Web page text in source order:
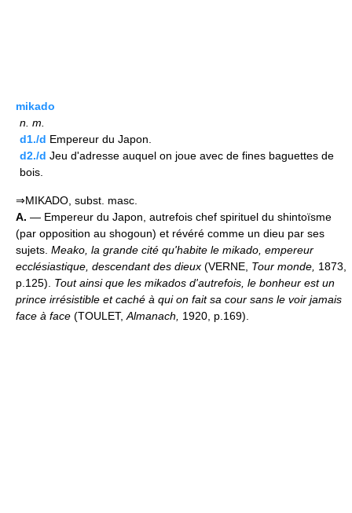
mikado
n. m.
d1./d Empereur du Japon.
d2./d Jeu d'adresse auquel on joue avec de fines baguettes de
bois.
⇒MIKADO, subst. masc.
A. — Empereur du Japon, autrefois chef spirituel du shintoïsme
(par opposition au shogoun) et révéré comme un dieu par ses
sujets. Meako, la grande cité qu'habite le mikado, empereur
ecclésiastique, descendant des dieux (VERNE, Tour monde, 1873,
p.125). Tout ainsi que les mikados d'autrefois, le bonheur est un
prince irrésistible et caché à qui on fait sa cour sans le voir jamais
face à face (TOULET, Almanach, 1920, p.169).